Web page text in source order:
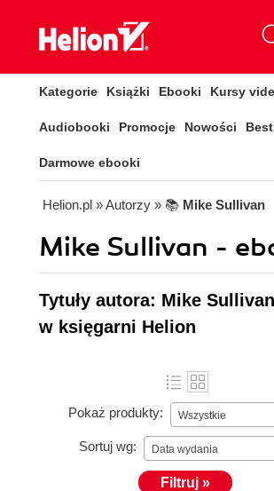
Kategorie Książki Ebooki Kursy
Audiobooki Promocje Nowości
Darmowe ebooki
Helion.pl » Autorzy » 📚 Mike Sullivan
Mike Sullivan -
Tytuły autora: Mike
w księgarni Helion
Pokaż produkty: Wszystkie
Sortuj wg: Data wydania
Filtruj »